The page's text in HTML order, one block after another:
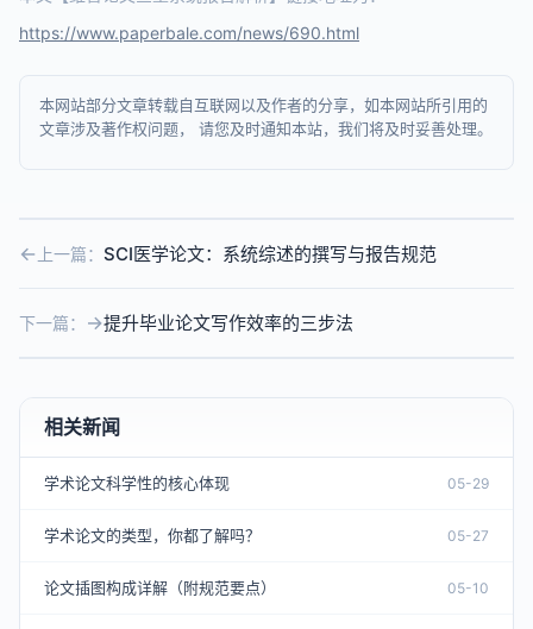
https://www.paperbale.com/news/690.html
本网站部分文章转载自互联网以及作者的分享，如本网站所引用的
文章涉及著作权问题， 请您及时通知本站，我们将及时妥善处理。
上一篇： SCI医学论文：系统综述的撰写与报告规范
下一篇： 提升毕业论文写作效率的三步法
相关新闻
学术论文科学性的核心体现 05-29
学术论文的类型，你都了解吗？ 05-27
论文插图构成详解（附规范要点） 05-10